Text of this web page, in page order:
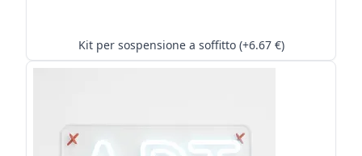
Kit per sospensione a soffitto (+6.67 €)